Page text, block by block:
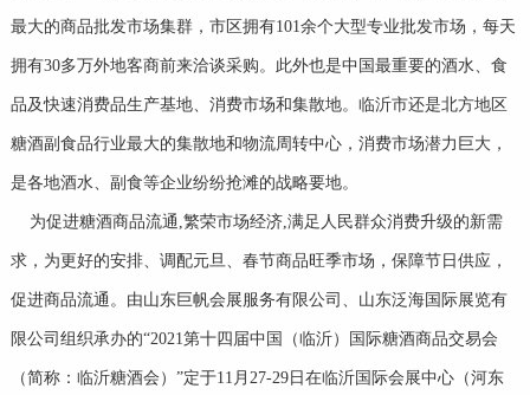
最大的商品批发市场集群，市区拥有101余个大型专业批发市场，每天
拥有30多万外地客商前来洽谈采购。此外也是中国最重要的酒水、食
品及快速消费品生产基地、消费市场和集散地。临沂市还是北方地区
糖酒副食品行业最大的集散地和物流周转中心，消费市场潜力巨大，
是各地酒水、副食等企业纷纷抢滩的战略要地。
为促进糖酒商品流通,繁荣市场经济,满足人民群众消费升级的新需
求，为更好的安排、调配元旦、春节商品旺季市场，保障节日供应，
促进商品流通。由山东巨帆会展服务有限公司、山东泛海国际展览有
限公司组织承办的“2021第十四届中国（临沂）国际糖酒商品交易会
（简称：临沂糖酒会）”定于11月27-29日在临沂国际会展中心（河东